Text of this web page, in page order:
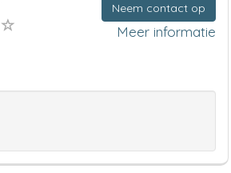
Neem contact op
Meer informatie